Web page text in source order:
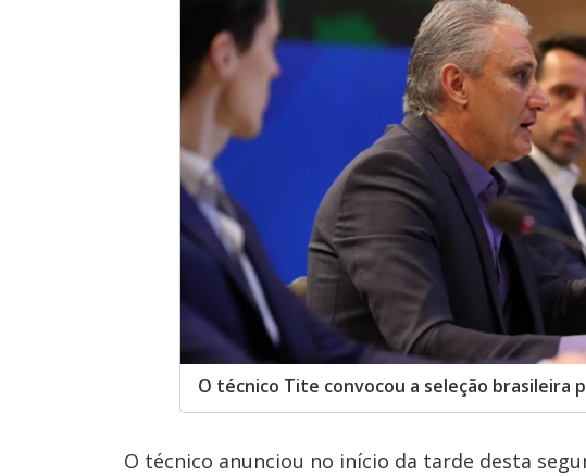
O técnico Tite convocou a seleção brasileira
O técnico anunciou no início da tarde desta